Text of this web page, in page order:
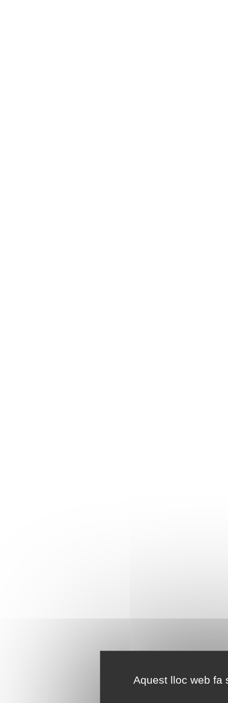
Aquest lloc web fa